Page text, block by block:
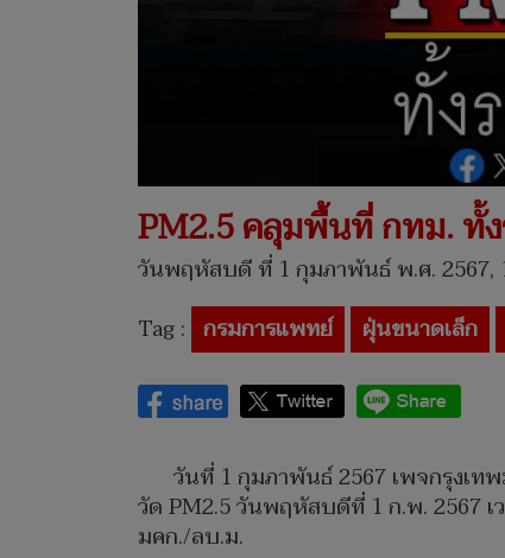
PM2.5 คลุมพื้นที่ กทม. ทั้
วันพฤหัสบดี ที่ 1 กุมภาพันธ์ พ.ศ. 2567,
Tag : กรมการแพทย์ ฝุ่นขนาดเล็ก
วันที่ 1 กุมภาพันธ์ 2567 เพจกรุงเ
วัด PM2.5 วันพฤหัสบดีที่ 1 ก.พ. 2567 เ
มคก./ลบ.ม.